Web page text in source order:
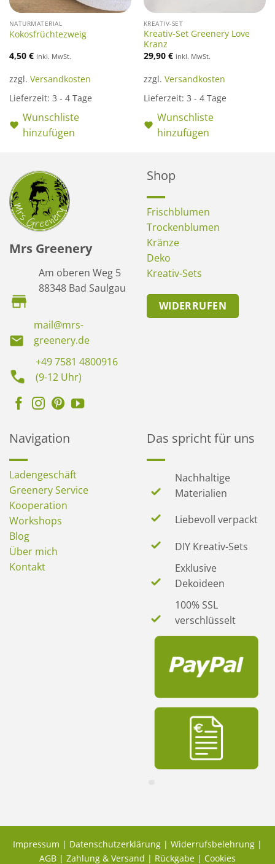
NATURMATERIAL
Kokosfrüchtezweig
4,50 € inkl. MwSt.
zzgl. Versandkosten
Lieferzeit: 3 - 4 Tage
Wunschliste
hinzufügen
KREATIV-SET
Kreativ-Set Greenery Love
Kranz
29,90 € inkl. MwSt.
zzgl. Versandkosten
Lieferzeit: 3 - 4 Tage
Wunschliste
hinzufügen
Mrs Greenery
Am oberen Weg 5
88348 Bad Saulgau
mail@mrs-
greenery.de
+49 7581 4800916
(9-12 Uhr)
Shop
Frischblumen
Trockenblumen
Kränze
Deko
Kreativ-Sets
WIDERRUFEN
Navigation
Ladengeschäft
Greenery Service
Kooperation
Workshops
Blog
Über mich
Kontakt
Das spricht für uns
Nachhaltige
Materialien
Liebevoll verpackt
DIY Kreativ-Sets
Exklusive
Dekoideen
100% SSL
verschlüsselt
Impressum | Datenschutzerklärung | Widerrufsbelehrung |
AGB | Zahlung & Versand | Rückgabe | Cookies